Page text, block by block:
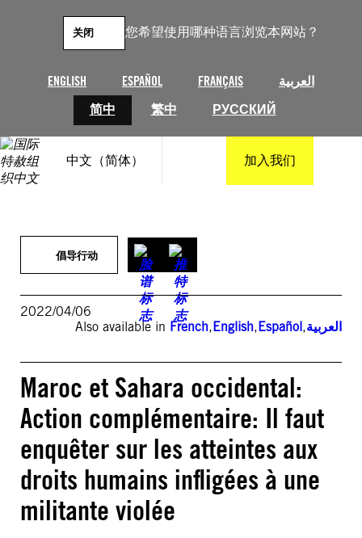
您希望使用哪种语言浏览本网站？
ENGLISH ESPAÑOL FRANÇAIS
العربية
简中
繁中 РУССКИЙ
关闭
中文（简体） 加入我们
倡导行动
2022/04/06
Also available in French,English,Español,العربية
Maroc et Sahara occidental:
Action complémentaire: Il faut
enquêter sur les atteintes aux
droits humains infligées à une
militante violée